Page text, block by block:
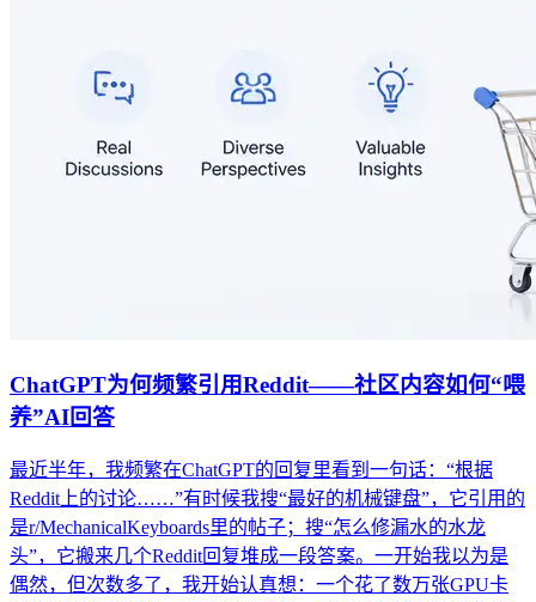
ChatGPT为何频繁引用Reddit——社区内容如何“喂
养”AI回答
最近半年，我频繁在ChatGPT的回复里看到一句话：“根据
Reddit上的讨论……”有时候我搜“最好的机械键盘”，它引用的
是r/MechanicalKeyboards里的帖子；搜“怎么修漏水的水龙
头”，它搬来几个Reddit回复堆成一段答案。一开始我以为是
偶然，但次数多了，我开始认真想：一个花了数万张GPU卡